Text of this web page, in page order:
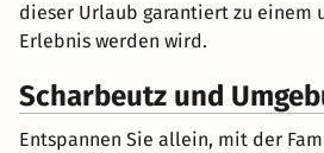
dieser Urlaub garantiert zu einem
Erlebnis werden wird.
Scharbeutz und
Entspannen Sie allein, mit der